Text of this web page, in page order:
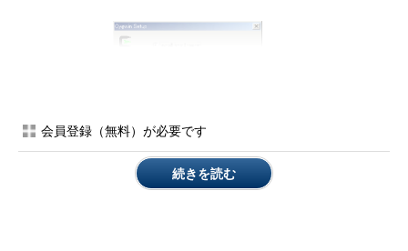
画面
インターネットから直接インストールする場合は［Install from
Internet］を、いったんHDにダウンロードして後でインストール
会員登録（無料）が必要です
続きを読む